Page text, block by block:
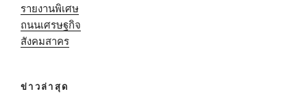
รายงานพิเศษ
ถนนเศรษฐกิจ
สังคมสาคร
ข่าวล่าสุด